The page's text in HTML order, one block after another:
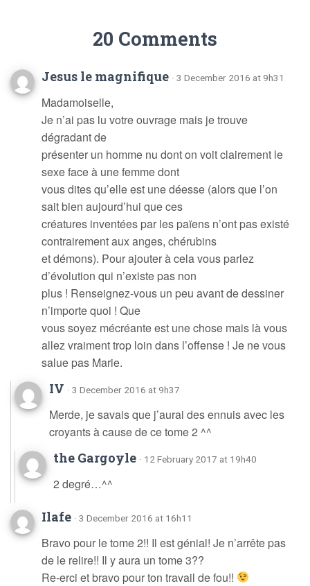
20 Comments
Jesus le magnifique · 3 December 2016 at 9h31
Madamoiselle,
Je n’ai pas lu votre ouvrage mais je trouve
dégradant de
présenter un homme nu dont on voit clairement le
sexe face à une femme dont
vous dites qu’elle est une déesse (alors que l’on
sait bien aujourd’hui que ces
créatures inventées par les païens n’ont pas existé
contrairement aux anges, chérubins
et démons). Pour ajouter à cela vous parlez
d’évolution qui n’existe pas non
plus ! Renseignez-vous un peu avant de dessiner
n’importe quoi ! Que
vous soyez mécréante est une chose mais là vous
allez vraiment trop loin dans l’offense ! Je ne vous
salue pas Marie.
IV · 3 December 2016 at 9h37
Merde, je savais que j’aurai des ennuis avec les
croyants à cause de ce tome 2 ^^
the Gargoyle · 12 February 2017 at 19h40
2 degré…^^
Ilafe · 3 December 2016 at 16h11
Bravo pour le tome 2!! Il est génial! Je n’arrête pas
de le relire!! Il y aura un tome 3??
Re-erci et bravo pour ton travail de fou!!